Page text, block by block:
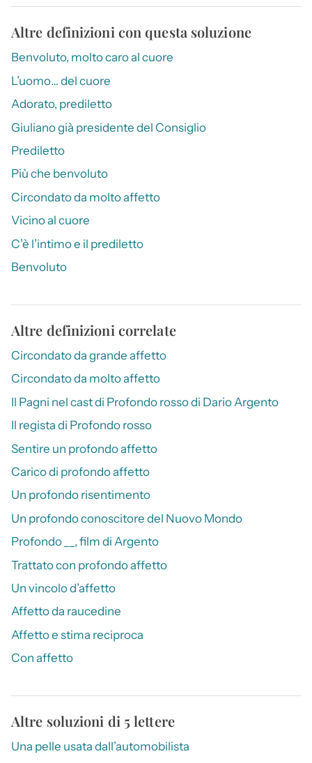
Altre definizioni con questa soluzione
Benvoluto, molto caro al cuore
L’uomo… del cuore
Adorato, prediletto
Giuliano già presidente del Consiglio
Prediletto
Più che benvoluto
Circondato da molto affetto
Vicino al cuore
C’è l’intimo e il prediletto
Benvoluto
Altre definizioni correlate
Circondato da grande affetto
Circondato da molto affetto
Il Pagni nel cast di Profondo rosso di Dario Argento
Il regista di Profondo rosso
Sentire un profondo affetto
Carico di profondo affetto
Un profondo risentimento
Un profondo conoscitore del Nuovo Mondo
Profondo __, film di Argento
Trattato con profondo affetto
Un vincolo d’affetto
Affetto da raucedine
Affetto e stima reciproca
Con affetto
Altre soluzioni di 5 lettere
Una pelle usata dall’automobilista